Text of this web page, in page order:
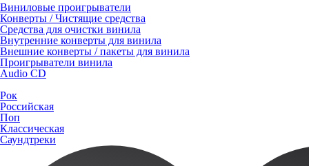
Виниловые проигрыватели
Конверты / Чистящие средства
Средства для очистки винила
Внутренние конверты для винила
Внешние конверты / пакеты для винила
Проигрыватели винила
Audio CD
Рок
Российская
Поп
Классическая
Саундтреки